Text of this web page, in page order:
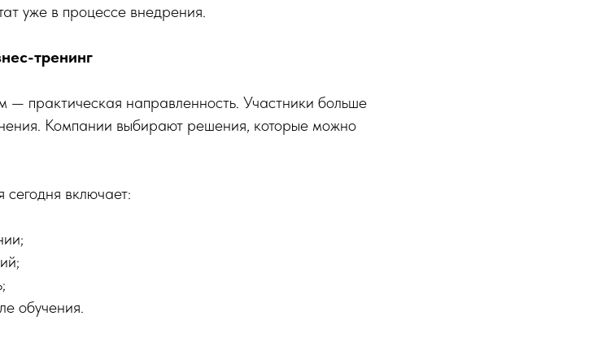
уже в процессе внедрения.
тренинг
— практическая направленность. Участники больше
Компании выбирают решения, которые можно
включает:
обучения.